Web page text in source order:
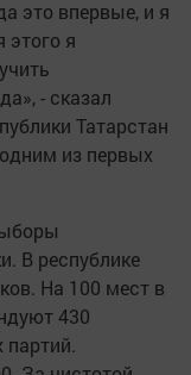
это впервые, и я
этого я
- сказал
Татарстан
из первых
В республике
На 100 мест в
430
партий.